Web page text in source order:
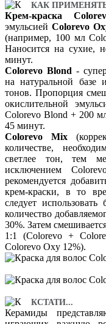
КАК
Крем-краска
эмульсией Colorevo
(например, 100 мл
Наносится на сухие,
минут.
Colorevo Blond -
на натуральной базе
тонов. Пропорция
окислительной
Colorevo Blond + 200
45 минут.
Colorevo Mix
количестве,
светлее тон, тем
исключением
рекомендуется
крем-краски, в то
следует
количество
30%. Затем
1:1 (Colorevo +
Colorevo Oxy 12%).
КСТАТИ...
Керамиды